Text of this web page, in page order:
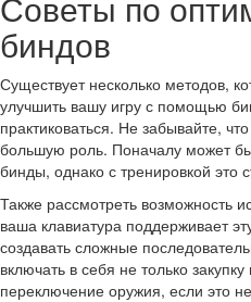
биндов
Существует несколько методов,
улучшить вашу игру с помощью
практиковаться. Не забывайте,
большую роль. Поначалу может
бинды, однако с тренировкой это
Также рассмотреть возможность
ваша клавиатура поддерживает
создавать сложные
включать в себя не только
переключение оружия, если это